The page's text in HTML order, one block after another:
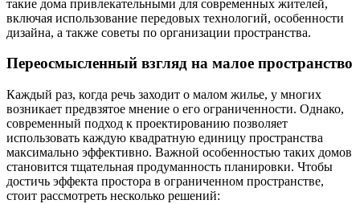
такие дома привлекательными для современных жителей,
включая использование передовых технологий, особенности
дизайна, а также советы по организации пространства.
Переосмысленный взгляд на малое пространство
Каждый раз, когда речь заходит о малом жилье, у многих
возникает предвзятое мнение о его ограниченности. Однако,
современный подход к проектированию позволяет
использовать каждую квадратную единицу пространства
максимально эффективно. Важной особенностью таких домов
становится тщательная продуманность планировки. Чтобы
достичь эффекта простора в ограниченном пространстве,
стоит рассмотреть несколько решений: